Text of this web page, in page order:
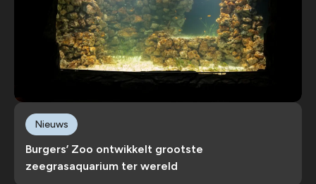
Burgers’ Zoo ontwikkelt grootste
zeegrasaquarium ter wereld
Nieuws